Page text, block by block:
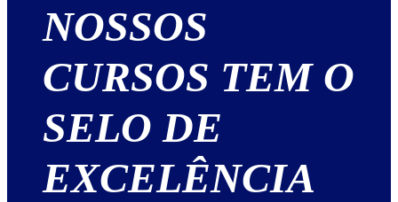
NOSSOS
CURSOS TEM O
SELO DE
EXCELÊNCIA